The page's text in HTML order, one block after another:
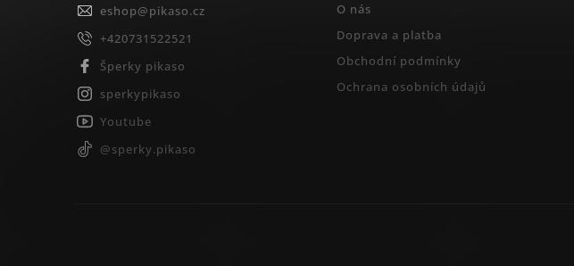
eshop@pikaso.cz
+420731522521
Šperky pikaso
sperkypikaso
Youtube
@sperky.pikaso
O nás
Doprava a platba
Obchodní podmínky
Ochrana osobních údajů